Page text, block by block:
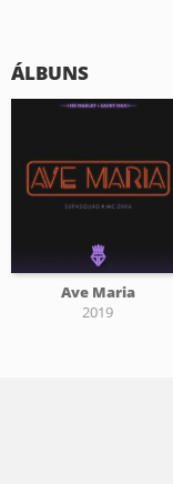
ÁLBUNS
Ave Maria
2019